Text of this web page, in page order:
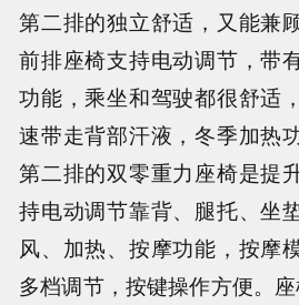
第二排的独立舒适，又能兼
前排座椅支持电动调节，带
功能，乘坐和驾驶都很舒适
速带走背部汗液，冬季加热
第二排的双零重力座椅是提
持电动调节靠背、腿托、坐
风、加热、按摩功能，按摩
多档调节，按键操作方便。